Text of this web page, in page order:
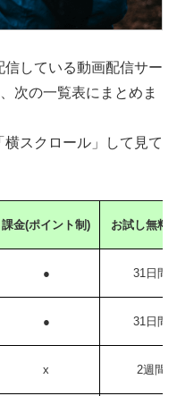
している動画配信サー
次の一覧表にまとめま
スクロール」して見て
課金(ポイント制) お試し無料
● 31日間
● 31日間
x 2週間